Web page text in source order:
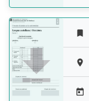



